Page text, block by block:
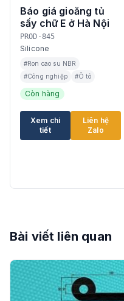
Báo giá gioăng tủ
sấy chữ E ở Hà Nội
PROD-845
Silicone
#Ron cao su NBR
#Công nghiệp
#Ô tô
Còn hàng
Xem chi
tiết
Liên hệ
Zalo
Bài viết liên quan